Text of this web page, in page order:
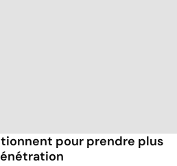
pour prendre plus